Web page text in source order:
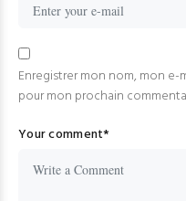
Enregistrer mon nom, mon
pour mon prochain
Your comment*